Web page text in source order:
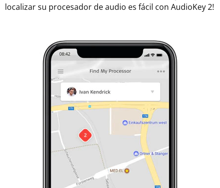
localizar su procesador de audio es fácil con AudioKey 2!